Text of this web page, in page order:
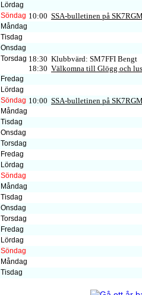
Lördag
Söndag 10:00 SSA-bulletinen på
Måndag
Tisdag
Onsdag
Torsdag 18:30 Klubbvärd: SM7FFI Bengt
18:30 Välkomna till Glögg och
Fredag
Lördag
Söndag 10:00 SSA-bulletinen på
Måndag
Tisdag
Onsdag
Torsdag
Fredag
Lördag
Söndag
Måndag
Tisdag
Onsdag
Torsdag
Fredag
Lördag
Söndag
Måndag
Tisdag